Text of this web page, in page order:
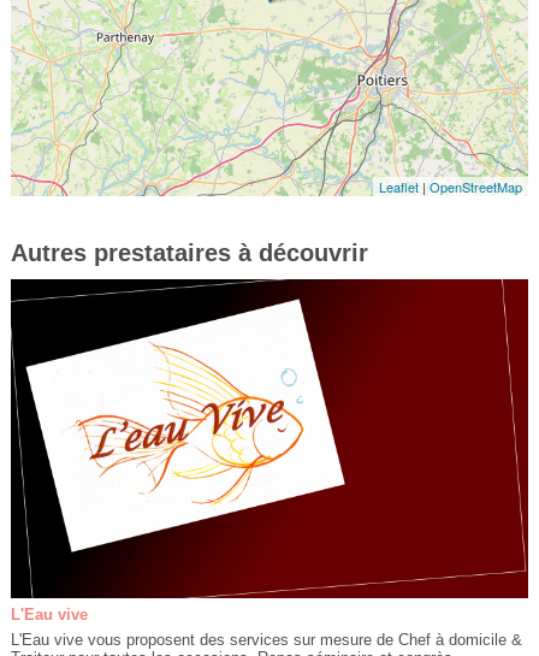
Leaflet |OpenStreetMap
Autres prestataires à découvrir
L'Eau vive
L'Eau vive vous proposent des services sur mesure de Chef à domicile &